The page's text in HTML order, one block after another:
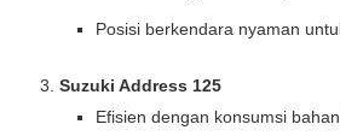
Posisi berkendara nyaman
Suzuki Address 125
Efisien dengan konsumsi